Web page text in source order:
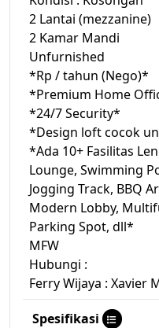
2 Lantai (mezzanine)
2 Kamar Mandi
Unfurnished
*Rp / tahun (Nego)*
*Premium Home
*24/7 Security*
*Design loft cocok
*Ada 10+ Fasilitas
Lounge, Swimming
Jogging Track, BBQ
Modern Lobby,
Parking Spot, dll*
MFW
Hubungi :
Ferry Wijaya : Xavier
Spesifikasi